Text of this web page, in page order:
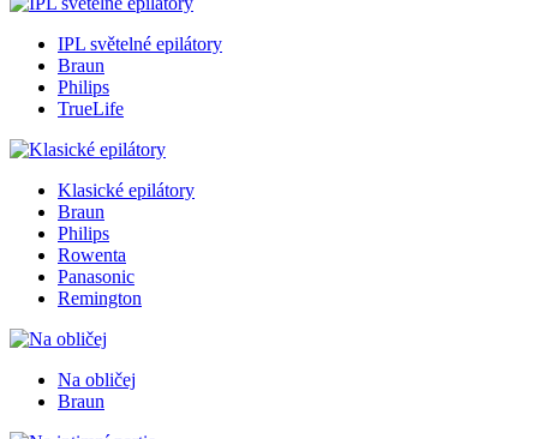
IPL světelné epilátory
Braun
Philips
TrueLife
Klasické epilátory
Braun
Philips
Rowenta
Panasonic
Remington
Na obličej
Braun